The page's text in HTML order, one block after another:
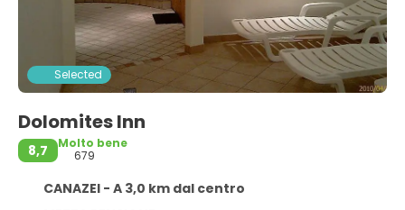
Selected
Dolomites Inn
8,7
Molto bene
679
CANAZEI - A 3,0 km dal centro